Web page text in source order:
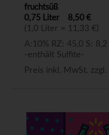
fruchtsüß
0,75 Liter
8,50 €
(1,0 Liter = 11,33 €)
A:10% RZ: 45,0 S: 8,2
-enthält Sulfite-
Preis inkl. MwSt. zzgl.